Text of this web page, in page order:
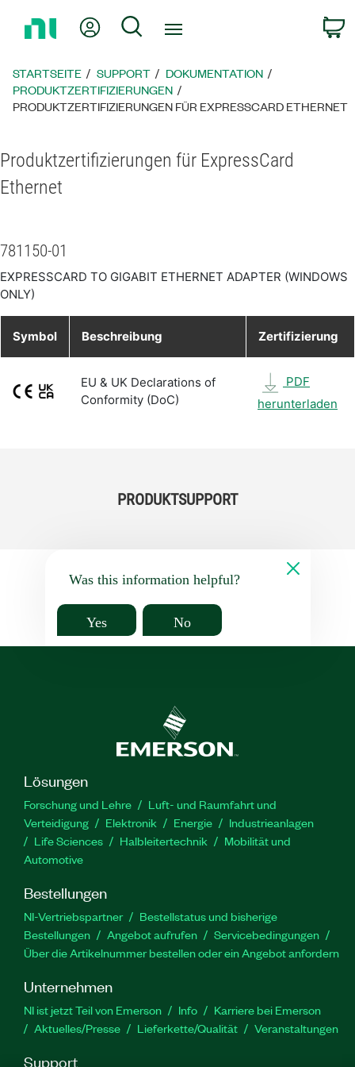
zur
Mein KontoSuche
STARTSEITE SUPPORT
DOKUMENTATION
PRODUKTZERTIFIZIERUNGEN
PRODUKTZERTIFIZIERUNGEN FÜR EXPRESSCARD ETHERNET
Produktzertifizierungen für ExpressCard
Ethernet
781150-01
EXPRESSCARD TO GIGABIT ETHERNET ADAPTER (WINDOWS
ONLY)
Symbol Beschreibung Zertifizierung
EU & UK Declarations of
Conformity (DoC)
PDF
herunterladen
PRODUKTSUPPORT
Was this information helpful?
Yes No
Lösungen
Forschung und Lehre
Luft- und Raumfahrt und
Verteidigung
Elektronik Energie
Industrieanlagen
Life Sciences
Halbleitertechnik
Mobilität und
Automotive
Bestellungen
NI-Vertriebspartner
Bestellstatus und bisherige
Bestellungen
Angebot aufrufen
Servicebedingungen
Über die Artikelnummer bestellen oder ein Angebot anfordern
Unternehmen
NI ist jetzt Teil von Emerson Info
Karriere bei Emerson
Aktuelles/Presse
Lieferkette/Qualität Veranstaltungen
Support